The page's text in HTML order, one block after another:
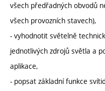
všech předřadných obvodů
všech provozních stavech),
- vyhodnotit světelně
jednotlivých zdrojů světla a
aplikace,
- popsat základní funkce